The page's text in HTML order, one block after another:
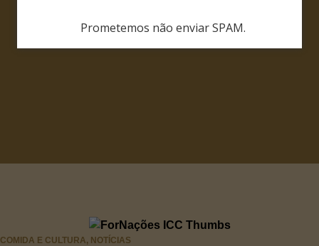
Prometemos não enviar SPAM.
COMIDA E CULTURA, NOTÍCIAS